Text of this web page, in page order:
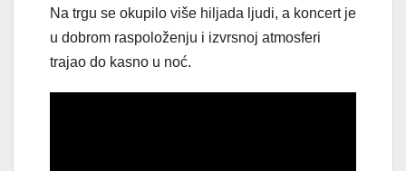
Na trgu se okupilo više hiljada ljudi, a koncert je
u dobrom raspoloženju i izvrsnoj atmosferi
trajao do kasno u noć.